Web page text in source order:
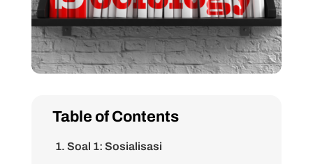
Table of Contents
1. Soal 1: Sosialisasi